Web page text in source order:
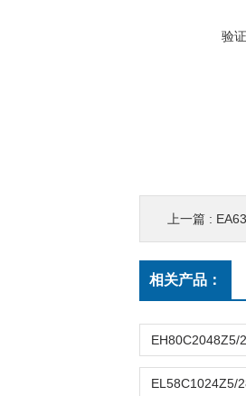
验
上一篇 :
相关产品：